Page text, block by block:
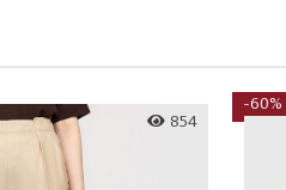
854
-60%